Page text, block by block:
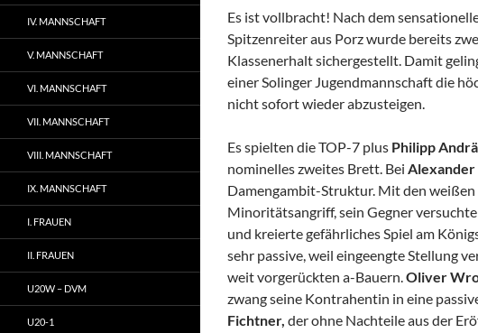
Es ist vollbracht! Nach dem
Spitzenreiter aus Porz wurde bereits
Klassenerhalt sichergestellt. Damit
einer Solinger Jugendmannschaft die
nicht sofort wieder abzusteigen.
Es spielten die TOP-7 plus Philipp
nominelles zweites Brett. Bei Alexander
Damengambit-Struktur. Mit den weißen
Minoritätsangriff, sein Gegner
und kreierte gefährliches Spiel am
sehr passive, weil eingeengte Stellung
weit vorgerückten a-Bauern.Oliver
zwang seine Kontrahentin in eine
Fichtner, der ohne Nachteile aus der
IV. MANNSCHAFT
V. MANNSCHAFT
VI. MANNSCHAFT
VII. MANNSCHAFT
VIII. MANNSCHAFT
IX. MANNSCHAFT
I. FRAUEN
II. FRAUEN
U20W – DVM
U20-1